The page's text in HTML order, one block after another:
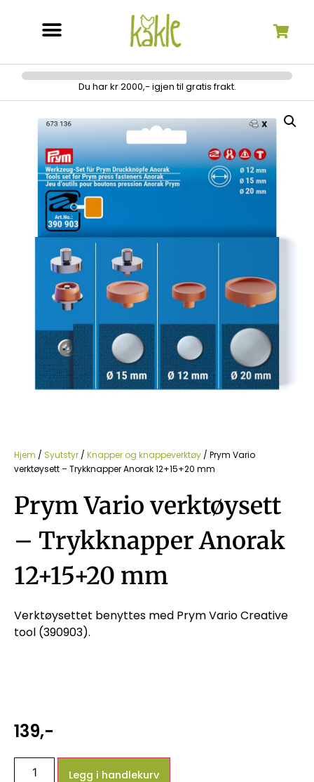
Du har kr 2000,- igjen til gratis frakt.
Hjem / Syutstyr / Knapper og knappeverktøy / Prym Vario
verktøysett – Trykknapper Anorak 12+15+20 mm
Prym Vario verktøysett
– Trykknapper Anorak
12+15+20 mm
Verktøysettet benyttes med Prym Vario Creative
tool (390903).
139,-
Legg i handlekurv